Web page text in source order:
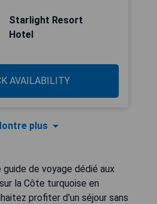
Starlight Resort
Hotel
AVAILABILITY
plus
guide de voyage dédié aux
la Côte turquoise en
profiter d'un séjour sans